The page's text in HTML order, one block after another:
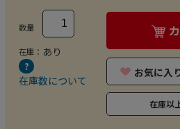
数量
在庫： あり
在庫数について
お気に入
在庫以